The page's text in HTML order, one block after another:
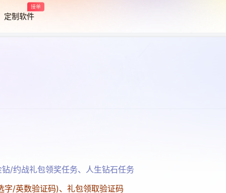
定制软件
接单
/约战礼包领奖任务、人生钻石任务
/英数验证码)、礼包领取验证码